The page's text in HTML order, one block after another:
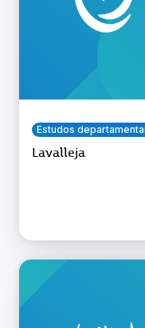
Estudos
Lavalleja